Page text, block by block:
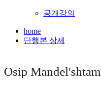
공개강의
home
단행본 상세
Osip Mandelʹshtam